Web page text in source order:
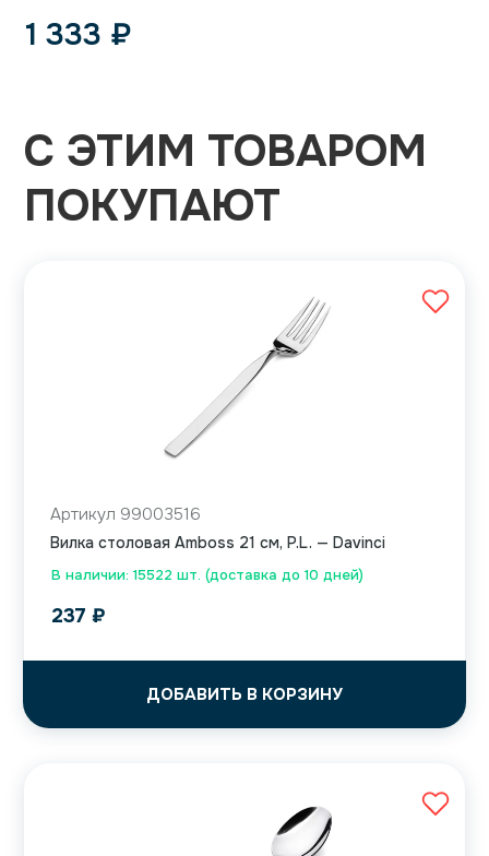
1 333 ₽
С ЭТИМ ТОВАРОМ
ПОКУПАЮТ
В наличии: 15522 шт. (доставка до 10 дней)
Артикул 99003516
Вилка столовая Amboss 21 см, P.L. — Davinci
237 ₽
ДОБАВИТЬ В КОРЗИНУ